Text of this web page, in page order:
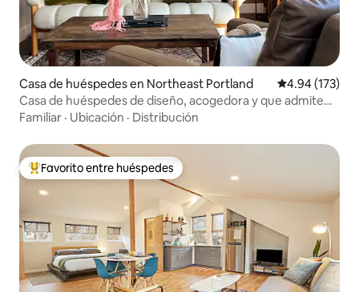
Casa de huéspedes en Northeast Portland Calificación
4.94 (173)
Casa de huéspedes de diseño, acogedora y que admite
mascotas
Familiar · Ubicación · Distribución
De los mejores en Favorito entre huéspedes
Favorito entre huéspedes